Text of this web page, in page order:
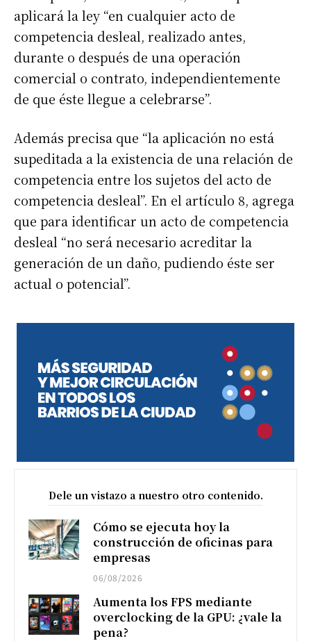
aplicará la ley “en cualquier acto de
competencia desleal, realizado antes,
durante o después de una operación
comercial o contrato, independientemente
de que éste llegue a celebrarse”.
Además precisa que “la aplicación no está
supeditada a la existencia de una relación de
competencia entre los sujetos del acto de
competencia desleal”. En el artículo 8, agrega
que para identificar un acto de competencia
desleal “no será necesario acreditar la
generación de un daño, pudiendo éste ser
actual o potencial”.
Dele un vistazo a nuestro otro contenido.
Cómo se ejecuta hoy la
construcción de oficinas para
empresas
06/08/2026
Aumenta los FPS mediante
overclocking de la GPU: ¿vale la
pena?